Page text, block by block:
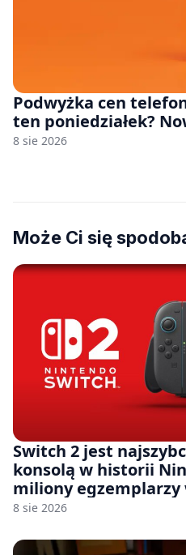
Podwyżka cen
ten poniedziałek?
8 sie 2026
Może Ci się
Switch 2 jest
konsolą w historii
miliony egzemplarzy
8 sie 2026